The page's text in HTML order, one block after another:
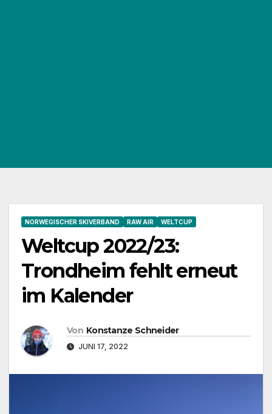
NORWEGISCHER SKIVERBAND RAW AIR WELTCUP
Weltcup 2022/23:
Trondheim fehlt erneut
im Kalender
Von Konstanze Schneider
JUNI 17, 2022